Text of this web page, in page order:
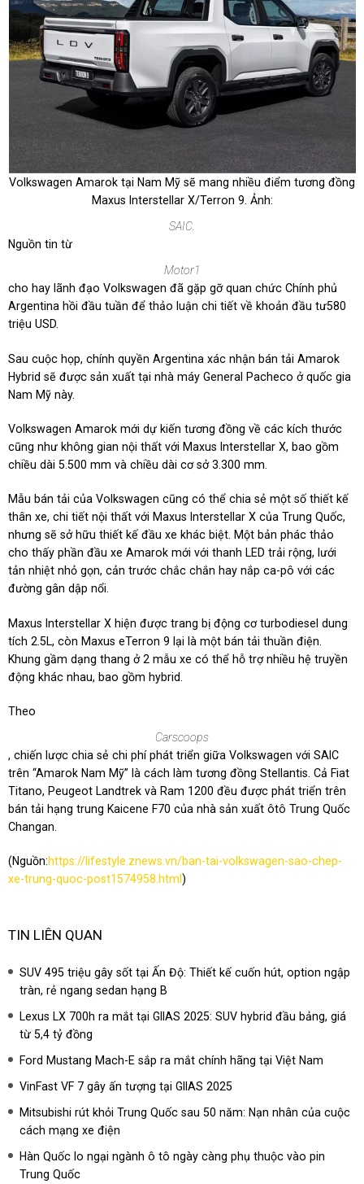
Volkswagen Amarok tại Nam Mỹ sẽ mang nhiều điểm tương đồng
Maxus Interstellar X/Terron 9. Ảnh:
SAIC.
Nguồn tin từ
Motor1
cho hay lãnh đạo Volkswagen đã gặp gỡ quan chức Chính phủ
Argentina hồi đầu tuần để thảo luận chi tiết về khoản đầu tư580
triệu USD.
Sau cuộc họp, chính quyền Argentina xác nhận bán tải Amarok
Hybrid sẽ được sản xuất tại nhà máy General Pacheco ở quốc gia
Nam Mỹ này.
Volkswagen Amarok mới dự kiến tương đồng về các kích thước
cũng như không gian nội thất với Maxus Interstellar X, bao gồm
chiều dài 5.500 mm và chiều dài cơ sở 3.300 mm.
Mẫu bán tải của Volkswagen cũng có thể chia sẻ một số thiết kế
thân xe, chi tiết nội thất với Maxus Interstellar X của Trung Quốc,
nhưng sẽ sở hữu thiết kế đầu xe khác biệt. Một bản phác thảo
cho thấy phần đầu xe Amarok mới với thanh LED trải rộng, lưới
tản nhiệt nhỏ gọn, cản trước chắc chắn hay nắp ca-pô với các
đường gân dập nổi.
Maxus Interstellar X hiện được trang bị động cơ turbodiesel dung
tích 2.5L, còn Maxus eTerron 9 lại là một bán tải thuần điện.
Khung gầm dạng thang ở 2 mẫu xe có thể hỗ trợ nhiều hệ truyền
động khác nhau, bao gồm hybrid.
Theo
Carscoops
, chiến lược chia sẻ chi phí phát triển giữa Volkswagen với SAIC
trên “Amarok Nam Mỹ” là cách làm tương đồng Stellantis. Cả Fiat
Titano, Peugeot Landtrek và Ram 1200 đều được phát triển trên
bán tải hạng trung Kaicene F70 của nhà sản xuất ôtô Trung Quốc
Changan.
(Nguồn:https://lifestyle.znews.vn/ban-tai-volkswagen-sao-chep-
xe-trung-quoc-post1574958.html)
TIN LIÊN QUAN
SUV 495 triệu gây sốt tại Ấn Độ: Thiết kế cuốn hút, option ngập
tràn, rẻ ngang sedan hạng B
Lexus LX 700h ra mắt tại GIIAS 2025: SUV hybrid đầu bảng, giá
từ 5,4 tỷ đồng
Ford Mustang Mach-E sắp ra mắt chính hãng tại Việt Nam
VinFast VF 7 gây ấn tượng tại GIIAS 2025
Mitsubishi rút khỏi Trung Quốc sau 50 năm: Nạn nhân của cuộc
cách mạng xe điện
Hàn Quốc lo ngại ngành ô tô ngày càng phụ thuộc vào pin
Trung Quốc